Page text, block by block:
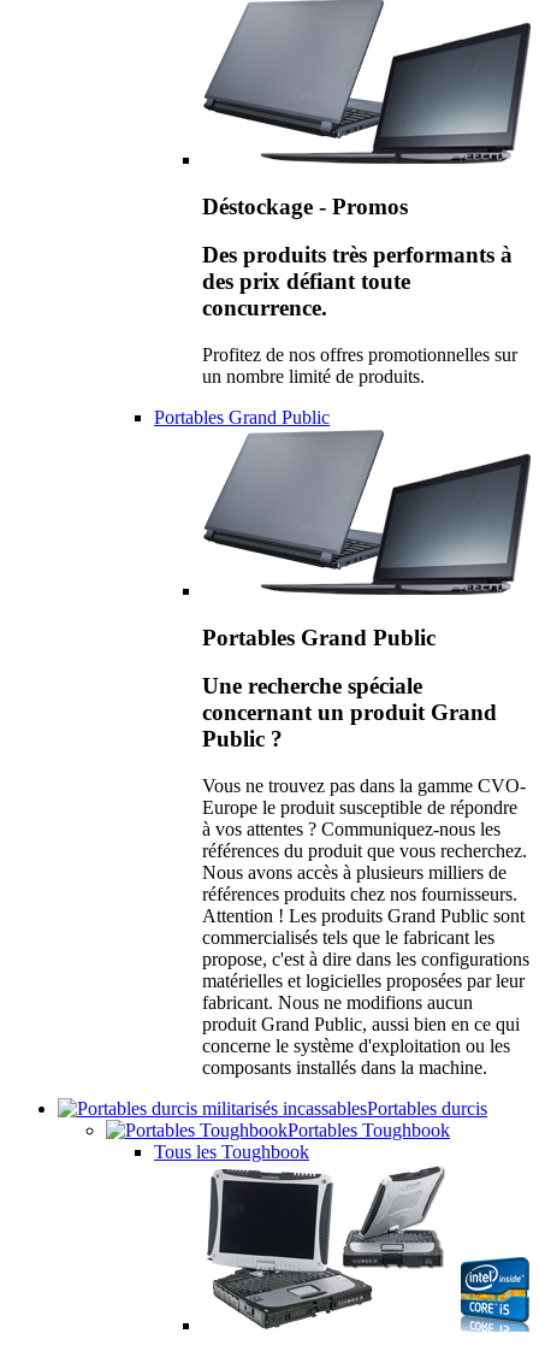
Déstockage - Promos
Des produits très performants à
des prix défiant toute
concurrence.
Profitez de nos offres promotionnelles sur
un nombre limité de produits.
Portables Grand Public
Portables Grand Public
Une recherche spéciale
concernant un produit Grand
Public ?
Vous ne trouvez pas dans la gamme CVO-
Europe le produit susceptible de répondre
à vos attentes ? Communiquez-nous les
références du produit que vous recherchez.
Nous avons accès à plusieurs milliers de
références produits chez nos fournisseurs.
Attention ! Les produits Grand Public sont
commercialisés tels que le fabricant les
propose, c'est à dire dans les configurations
matérielles et logicielles proposées par leur
fabricant. Nous ne modifions aucun
produit Grand Public, aussi bien en ce qui
concerne le système d'exploitation ou les
composants installés dans la machine.
Portables durcis
Portables Toughbook
Tous les Toughbook